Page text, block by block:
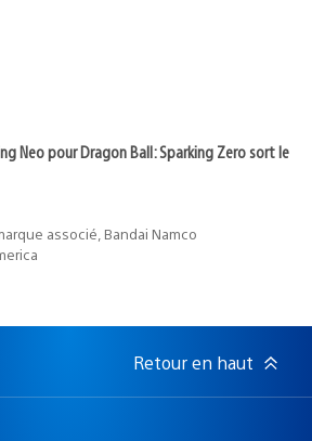
Neo pour Dragon Ball: Sparking Zero sort le
associé, Bandai Namco
Retour en haut